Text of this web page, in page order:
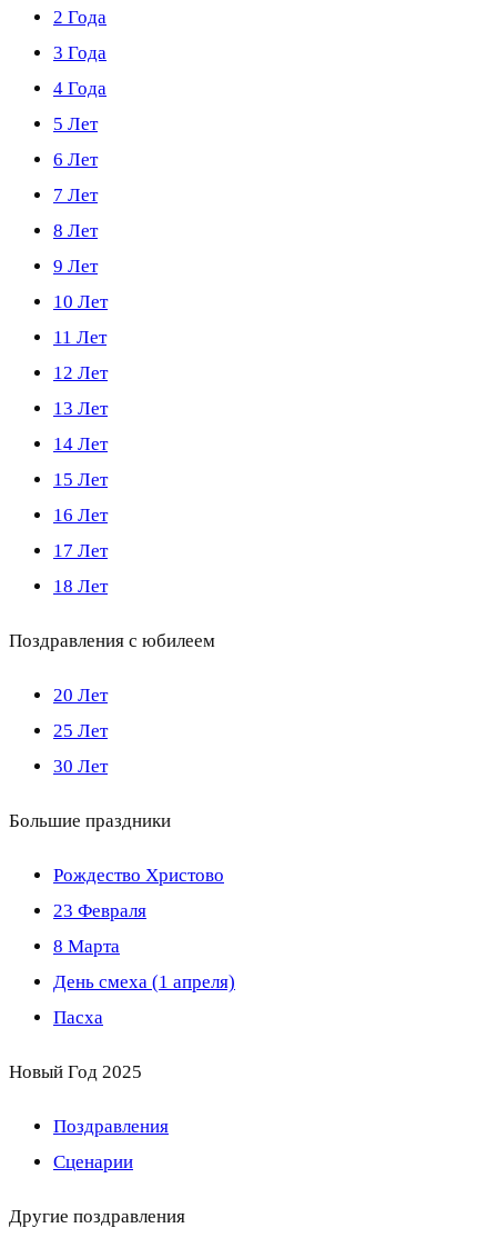
2 Года
3 Года
4 Года
5 Лет
6 Лет
7 Лет
8 Лет
9 Лет
10 Лет
11 Лет
12 Лет
13 Лет
14 Лет
15 Лет
16 Лет
17 Лет
18 Лет
Поздравления с юбилеем
20 Лет
25 Лет
30 Лет
Большие праздники
Рождество Христово
23 Февраля
8 Марта
День смеха (1 апреля)
Пасха
Новый Год 2025
Поздравления
Сценарии
Другие поздравления